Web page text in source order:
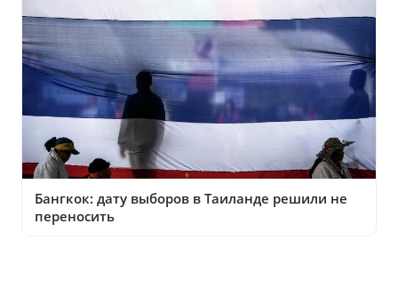
Бангкок: дату выборов в Таиланде решили не
переносить